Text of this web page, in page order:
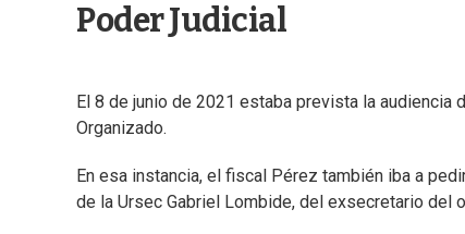
Poder Judicial
El 8 de junio de 2021 estaba prevista la audiencia
Organizado.
En esa instancia, el fiscal Pérez también iba a
de la Ursec Gabriel Lombide, del exsecretario del